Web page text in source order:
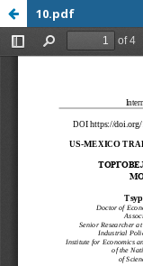
10.pdf